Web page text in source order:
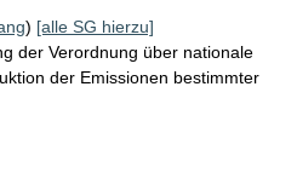
) [alle SG hierzu]
der Verordnung über nationale
der Emissionen bestimmter